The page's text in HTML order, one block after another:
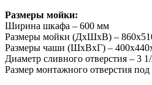
Размеры мойки:
Ширина шкафа – 600 мм
Размеры мойки (ДхШхВ) –
Размеры чаши (ШхВхГ) –
Диаметр сливного отверстия – 3
Размер монтажного отверстия